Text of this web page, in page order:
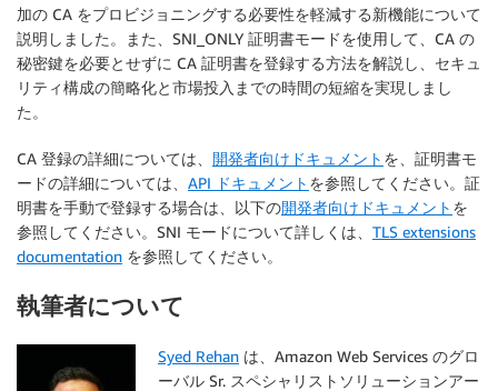
加の CA をプロビジョニングする必要性を軽減する新機能について
説明しました。また、SNI_ONLY 証明書モードを使用して、CA の
秘密鍵を必要とせずに CA 証明書を登録する方法を解説し、セキュ
リティ構成の簡略化と市場投入までの時間の短縮を実現しまし
た。
CA 登録の詳細については、 開発者向けドキュメント を、証明書モ
ードの詳細については、 API ドキュメント を参照してください。証
明書を手動で登録する場合は、以下の開発者向けドキュメント を
参照してください。SNI モードについて詳しくは、 TLS extensions
documentation を参照してください。
執筆者について
Syed Rehan は、Amazon Web Services のグロ
ーバル Sr. スペシャリストソリューションアー